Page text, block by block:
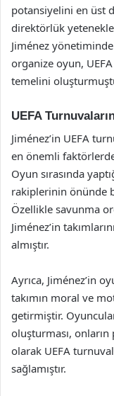
potansiyelini en üst
direktörlük
Jiménez
organize oyun, UEFA
temelini
UEFA
Jiménez’in UEFA
en önemli
Oyun sırasında
rakiplerinin önünde
Özellikle savunma
Jiménez’in
almıştır.
Ayrıca, Jiménez’in
takımın moral ve
getirmiştir.
oluşturması, onların
olarak UEFA
sağlamıştır.